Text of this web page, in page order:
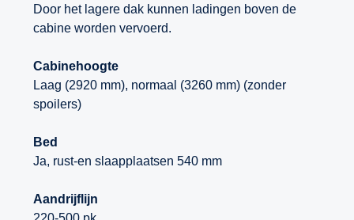
Door het lagere dak kunnen ladingen boven de
cabine worden vervoerd.
Cabinehoogte
Laag (2920 mm), normaal (3260 mm) (zonder
spoilers)
Bed
Ja, rust-en slaapplaatsen 540 mm
Aandrijflijn